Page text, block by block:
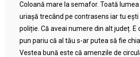
Coloană mare la semafor. Toată
uriașă trecând pe contrasens iar tu
poliție. Că aveai numere din alt județ. E
pun pariu că al tău s-ar putea să fie
Vestea bună este că amenzile de